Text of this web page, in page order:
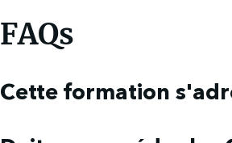
FAQs
Cette formation